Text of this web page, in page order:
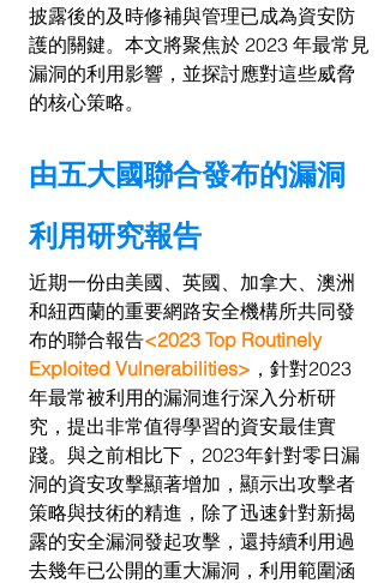
披露後的及時修補與管理已成為資安防
護的關鍵。本文將聚焦於 2023 年最常見
漏洞的利用影響，並探討應對這些威脅
的核心策略。
由五大國聯合發布的漏洞
利用研究報告
近期一份由美國、英國、加拿大、澳洲
和紐西蘭的重要網路安全機構所共同發
布的聯合報告<2023 Top Routinely
Exploited Vulnerabilities> ，針對2023
年最常被利用的漏洞進行深入分析研
究，提出非常值得學習的資安最佳實
踐。與之前相比下，2023年針對零日漏
洞的資安攻擊顯著增加，顯示出攻擊者
策略與技術的精進，除了迅速針對新揭
露的安全漏洞發起攻擊，還持續利用過
去幾年已公開的重大漏洞，利用範圍涵